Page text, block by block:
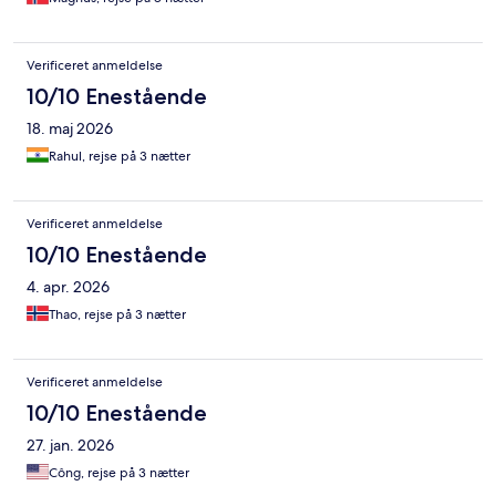
Verificeret anmeldelse
10/10 Enestående
18. maj 2026
Rahul, rejse på 3 nætter
Verificeret anmeldelse
10/10 Enestående
4. apr. 2026
Thao, rejse på 3 nætter
Verificeret anmeldelse
10/10 Enestående
27. jan. 2026
Công, rejse på 3 nætter